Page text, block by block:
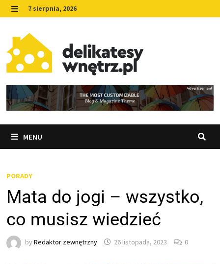
Skip
to
content
MENU
7 sierpnia, 2026
MENU
PORADY
Mata do jogi – wszystko,
co musisz wiedzieć
byRedaktor zewnętrzny 26 listopada, 2023 0